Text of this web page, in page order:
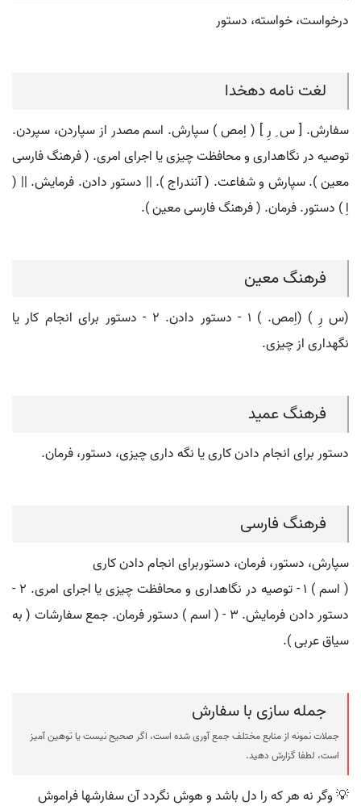
درخواست، خواسته، دستور
لغت نامه دهخدا
سفارش. [ س ِ رِ ] ( اِمص ) سپارش. اسم مصدر از سپاردن، سپردن.
توصیه در نگاهداری و محافظت چیزی یا اجرای امری. ( فرهنگ فارسی
معین ). سپارش و شفاعت. ( آنندراج ). || دستور دادن. فرمایش. || (
اِ ) دستور. فرمان. ( فرهنگ فارسی معین ).
فرهنگ معین
(س رِ ) (اِمص. ) ۱ - دستور دادن. ۲ - دستور برای انجام کار یا
نگهداری از چیزی.
فرهنگ عمید
دستور برای انجام دادن کاری یا نگه داری چیزی، دستور، فرمان.
فرهنگ فارسی
سپارش، دستور، فرمان، دستوربرای انجام دادن کاری
( اسم ) ۱ - توصیه در نگاهداری و محافظت چیزی یا اجرای امری. ۲ -
دستور دادن فرمایش. ۳ - ( اسم ) دستور فرمان. جمع سفارشات ( به
سیاق عربی ).
جمله سازی با سفارش
جملات نمونه از منابع مختلف جمع آوری شده است، اگر صحیح نیست یا توهین آمیز
است، لطفا گزارش دهید.
💡 وگر نه هر که را دل باشد و هوش نگردد آن سفارشها فراموش